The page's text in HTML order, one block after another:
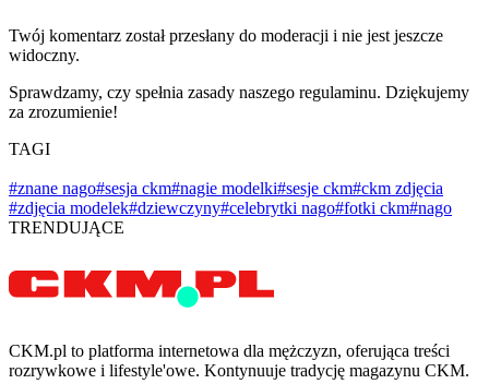
Twój komentarz został przesłany do moderacji i nie jest jeszcze
widoczny.
Sprawdzamy, czy spełnia zasady naszego regulaminu. Dziękujemy
za zrozumienie!
TAGI
#znane nago#sesja ckm#nagie modelki#sesje ckm#ckm zdjęcia
#zdjęcia modelek#dziewczyny#celebrytki nago#fotki ckm#nago
TRENDUJĄCE
CKM.pl to platforma internetowa dla mężczyzn, oferująca treści
rozrywkowe i lifestyle'owe. Kontynuuje tradycję magazynu CKM.